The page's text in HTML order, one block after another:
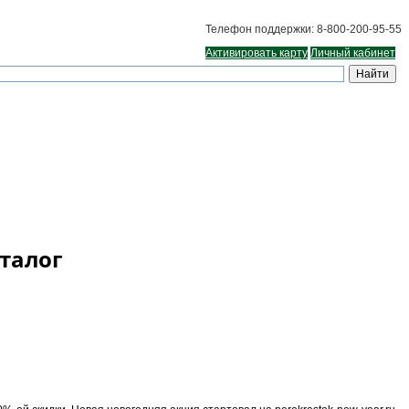
Телефон поддержки: 8-800-200-95-55
Активировать карту Личный кабинет